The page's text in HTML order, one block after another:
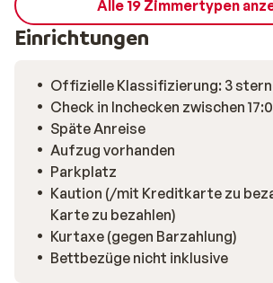
Alle 19 Zimmertypen
Einrichtungen
Offizielle Klassifizierung: 3
Check in Inchecken zwischen
Späte Anreise
Aufzug vorhanden
Parkplatz
Kaution (/mit Kreditkarte zu
Karte zu bezahlen)
Kurtaxe (gegen Barzahlung)
Bettbezüge nicht inklusive